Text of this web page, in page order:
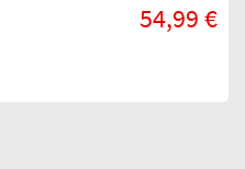
54,99 €